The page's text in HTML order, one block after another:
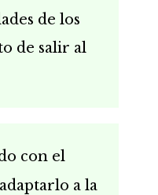
de los
de salir al
con el
a la